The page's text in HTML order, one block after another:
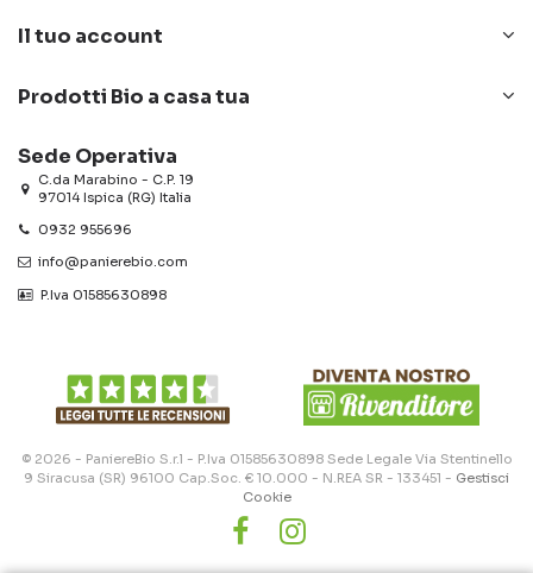
Il tuo account
Prodotti Bio a casa tua
Sede Operativa
C.da Marabino - C.P. 19
97014 Ispica (RG) Italia
0932 955696
info@panierebio.com
‎‎‎‎‎ P.Iva 01585630898
© 2026 - PaniereBio S.r.l - P.Iva 01585630898 Sede Legale Via Stentinello
9 Siracusa (SR) 96100 Cap.Soc. € 10.000 - N.REA SR - 133451 - Gestisci
Cookie